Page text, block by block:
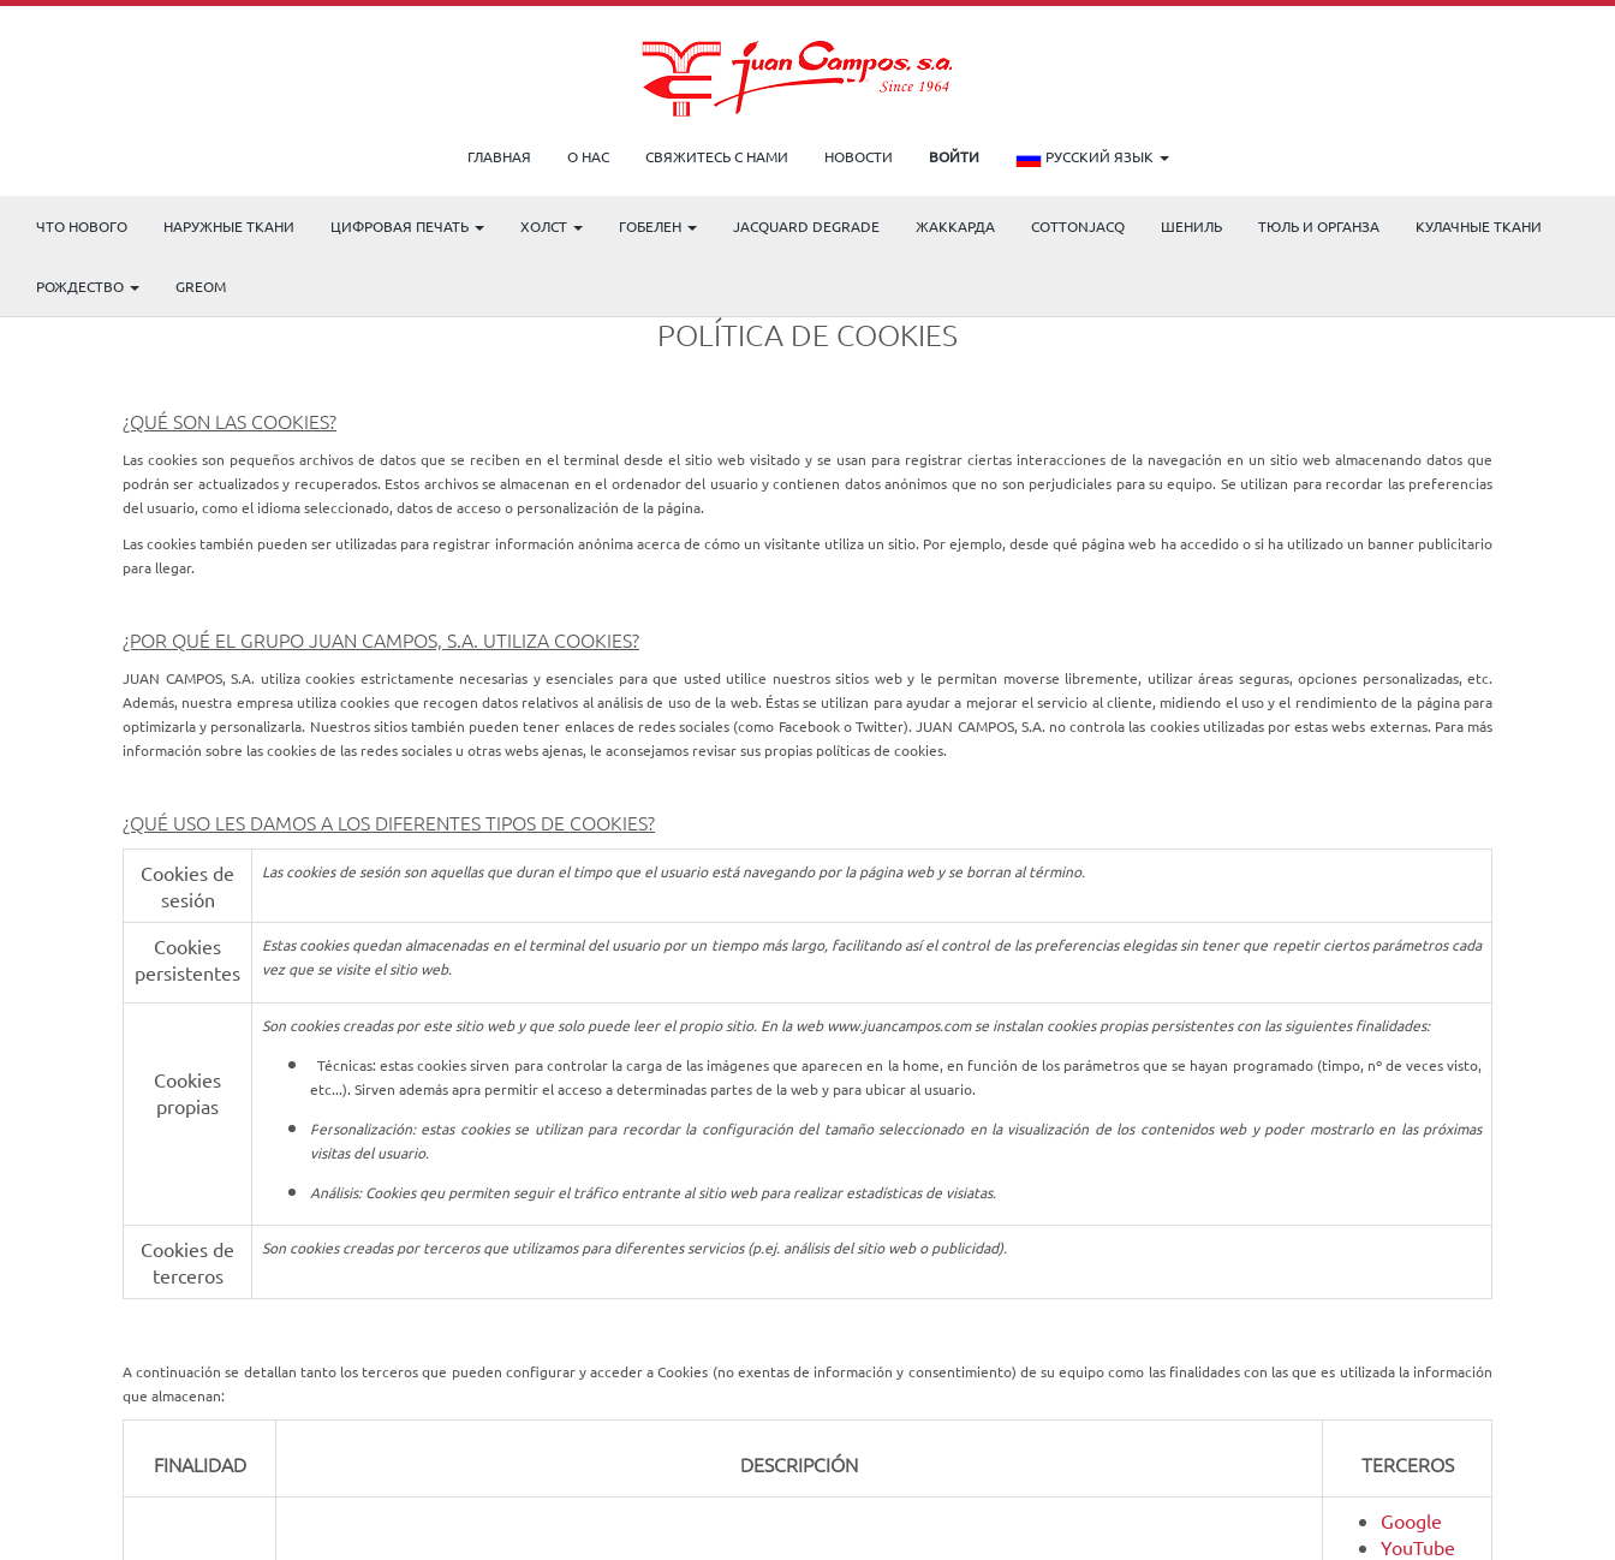
ГЛАВНАЯ О НАС СВЯЖИТЕСЬ С НАМИ НОВОСТИ ВОЙТИ РУССКИЙ ЯЗЫК
ЧТО НОВОГО НАРУЖНЫЕ ТКАНИ ЦИФРОВАЯ ПЕЧАТЬ ХОЛСТ ГОБЕЛЕН JACQUARD DEGRADE ЖАККАРДА COTTONJACQ ШЕНИЛЬ ТЮЛЬ И ОРГАНЗА КУЛАЧНЫЕ ТКАНИ
РОЖДЕСТВО GREOM
POLÍTICA DE COOKIES
¿QUÉ SON LAS COOKIES?
Las cookies son pequeños archivos de datos que se reciben en el terminal desde el sitio web visitado y se usan para registrar ciertas interacciones de la navegación en un sitio web almacenando datos que
podrán ser actualizados y recuperados. Estos archivos se almacenan en el ordenador del usuario y contienen datos anónimos que no son perjudiciales para su equipo. Se utilizan para recordar las preferencias
del usuario, como el idioma seleccionado, datos de acceso o personalización de la página.
Las cookies también pueden ser utilizadas para registrar información anónima acerca de cómo un visitante utiliza un sitio. Por ejemplo, desde qué página web ha accedido o si ha utilizado un banner publicitario
para llegar.
¿POR QUÉ EL GRUPO JUAN CAMPOS, S.A. UTILIZA COOKIES?
JUAN CAMPOS, S.A. utiliza cookies estrictamente necesarias y esenciales para que usted utilice nuestros sitios web y le permitan moverse libremente, utilizar áreas seguras, opciones personalizadas, etc.
Además, nuestra empresa utiliza cookies que recogen datos relativos al análisis de uso de la web. Éstas se utilizan para ayudar a mejorar el servicio al cliente, midiendo el uso y el rendimiento de la página para
optimizarla y personalizarla. Nuestros sitios también pueden tener enlaces de redes sociales (como Facebook o Twitter). JUAN CAMPOS, S.A. no controla las cookies utilizadas por estas webs externas. Para más
información sobre las cookies de las redes sociales u otras webs ajenas, le aconsejamos revisar sus propias políticas de cookies.
¿QUÉ USO LES DAMOS A LOS DIFERENTES TIPOS DE COOKIES?
Cookies de
sesión
Las cookies de sesión son aquellas que duran el timpo que el usuario está navegando por la página web y se borran al término.
Cookies
persistentes
Estas cookies quedan almacenadas en el terminal del usuario por un tiempo más largo, facilitando así el control de las preferencias elegidas sin tener que repetir ciertos parámetros cada
vez que se visite el sitio web.
Cookies
propias
Son cookies creadas por este sitio web y que solo puede leer el propio sitio. En la web www.juancampos.com se instalan cookies propias persistentes con las siguientes finalidades:
Técnicas: estas cookies sirven para controlar la carga de las imágenes que aparecen en la home, en función de los parámetros que se hayan programado (timpo, nº de veces visto,
etc...). Sirven además apra permitir el acceso a determinadas partes de la web y para ubicar al usuario.
Personalización: estas cookies se utilizan para recordar la configuración del tamaño seleccionado en la visualización de los contenidos web y poder mostrarlo en las próximas
visitas del usuario.
Análisis: Cookies qeu permiten seguir el tráfico entrante al sitio web para realizar estadísticas de visiatas.
Cookies de
terceros
Son cookies creadas por terceros que utilizamos para diferentes servicios (p.ej. análisis del sitio web o publicidad).
A continuación se detallan tanto los terceros que pueden configurar y acceder a Cookies (no exentas de información y consentimiento) de su equipo como las finalidades con las que es utilizada la información
que almacenan:
FINALIDAD DESCRIPCIÓN TERCEROS
Google
YouTube